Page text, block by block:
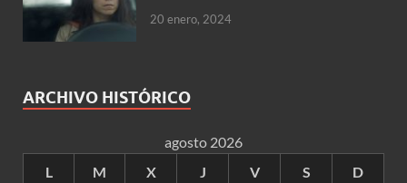
20 enero, 2024
ARCHIVO HISTÓRICO
agosto 2026
L
M X J V S D